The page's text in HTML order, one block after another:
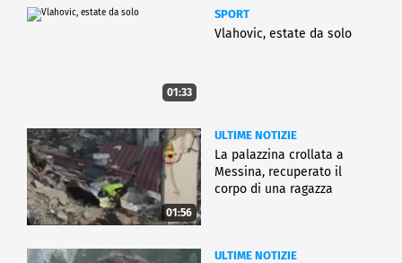
01:33
SPORT
Vlahovic, estate da solo
01:56
ULTIME NOTIZIE
La palazzina crollata a
Messina, recuperato il
corpo di una ragazza
ULTIME NOTIZIE